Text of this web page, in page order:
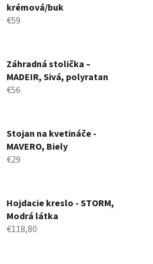
krémová/buk
€59
Záhradná stolička –
MADEIR, Sivá, polyratan
€56
Stojan na kvetináče -
MAVERO, Biely
€29
Hojdacie kreslo - STORM,
Modrá látka
€118,80